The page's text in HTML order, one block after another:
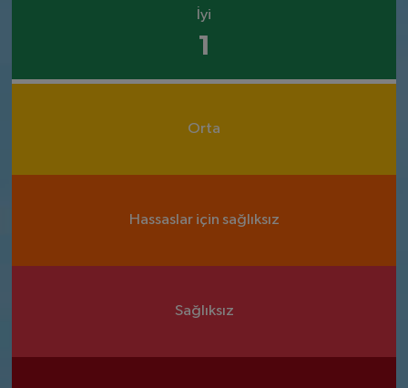
İyi
1
Orta
Hassaslar için sağlıksız
Sağlıksız